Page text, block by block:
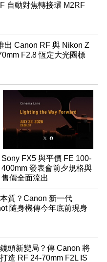
自動對焦轉接環 M2RF
出 Canon RF 與 Nikon Z
F2.8 恆定大光圈標
Sony FX5 與平價 FE 100-
400mm 發表會前夕規格與
售價全面流出
質？Canon 新一代
隨身機傳今年底前現身
頭新變局？傳 Canon 將
造 RF 24-70mm F2L IS